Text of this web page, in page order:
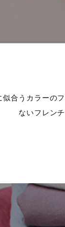
似合うカラーの
ないフレン